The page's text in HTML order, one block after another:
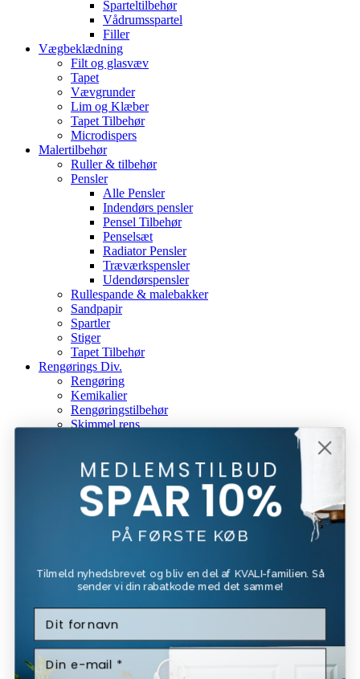
Sparteltilbehør
Vådrumsspartel
Filler
Vægbeklædning
Filt og glasvæv
Tapet
Vævgrunder
Lim og Klæber
Tapet Tilbehør
Microdispers
Malertilbehør
Ruller & tilbehør
Pensler
Alle Pensler
Indendørs pensler
Pensel Tilbehør
Penselsæt
Radiator Pensler
Træværkspensler
Udendørspensler
Rullespande & malebakker
Sandpapir
Spartler
Stiger
Tapet Tilbehør
Rengørings Div.
Rengøring
Kemikalier
Rengøringstilbehør
Skimmel rens
Beck & Jørgensen
Beckers
Bona
Fragt Og Retur
Tilbud
Kurv Luk
MEDLEMSTILBUD
SPAR 10%
PÅ FØRSTE KØB
Tilmeld nyhedsbrevet og bliv en del af KVALI-familien. Så
sender vi din rabatkode med det samme!